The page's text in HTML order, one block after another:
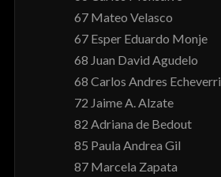
67 Mateo Velasco
67 Esper Eduardo Monje
68 Juan David Agudelo
68 Carlos Andres Echeverri
72 Jaime A. Alzate
82 Adriana de Bedout
85 Paula Andrea Gil
87 Marcela Zapata